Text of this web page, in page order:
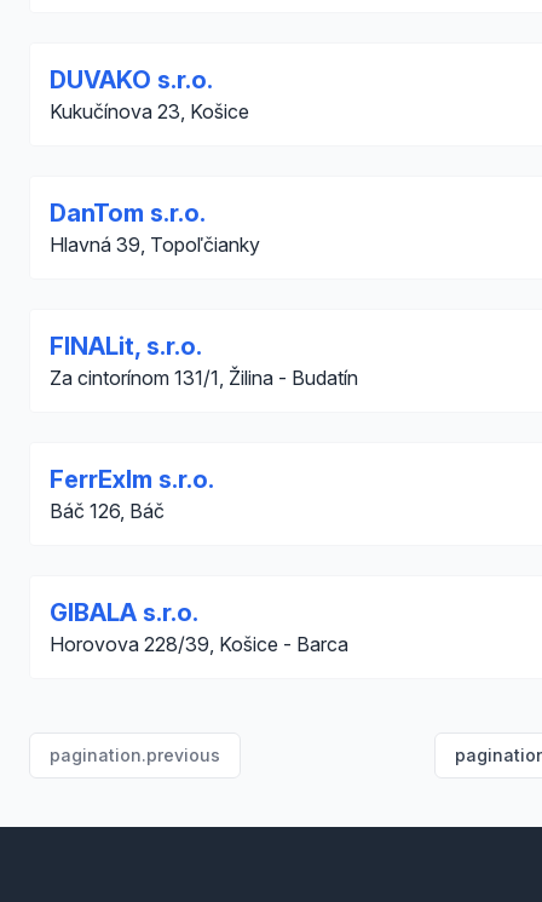
DUVAKO s.r.o.
Kukučínova 23, Košice
DanTom s.r.o.
Hlavná 39, Topoľčianky
FINALit, s.r.o.
Za cintorínom 131/1, Žilina - Budatín
FerrExIm s.r.o.
Báč 126, Báč
GIBALA s.r.o.
Horovova 228/39, Košice - Barca
pagination.previous